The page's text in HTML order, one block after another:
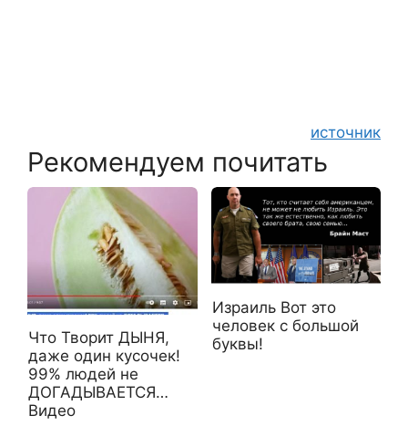
источник
Рекомендуем почитать
Что Творит ДЫНЯ,
даже один кусочек!
99% людей не
ДОГАДЫВАЕТСЯ…
Видео
Израиль Вот это
человек с большой
буквы!